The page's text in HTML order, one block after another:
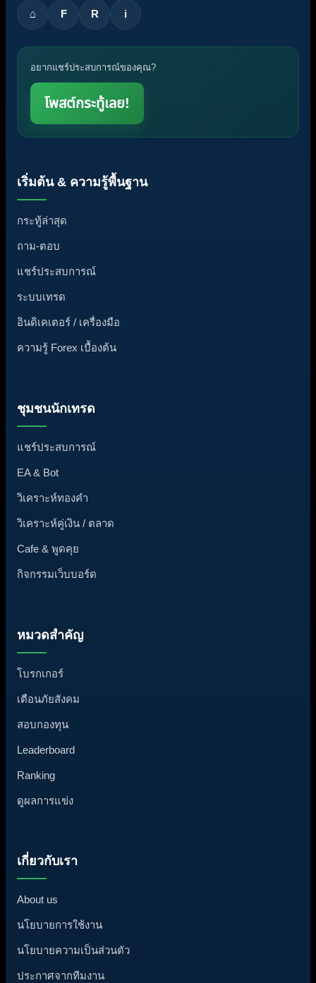
⌂ F R i
อยากแชร์ประสบการณ์ของคุณ?
โพสต์กระทู้เลย!
เริ่มต้น & ความรู้พื้นฐาน
กระทู้ล่าสุด
ถาม-ตอบ
แชร์ประสบการณ์
ระบบเทรด
อินดิเคเตอร์ / เครื่องมือ
ความรู้ Forex เบื้องต้น
ชุมชนนักเทรด
แชร์ประสบการณ์
EA & Bot
วิเคราะห์ทองคำ
วิเคราะห์คู่เงิน / ตลาด
Cafe & พูดคุย
กิจกรรมเว็บบอร์ด
หมวดสำคัญ
โบรกเกอร์
เตือนภัยสังคม
สอบกองทุน
Leaderboard
Ranking
ดูผลการแข่ง
เกี่ยวกับเรา
About us
นโยบายการใช้งาน
นโยบายความเป็นส่วนตัว
ประกาศจากทีมงาน